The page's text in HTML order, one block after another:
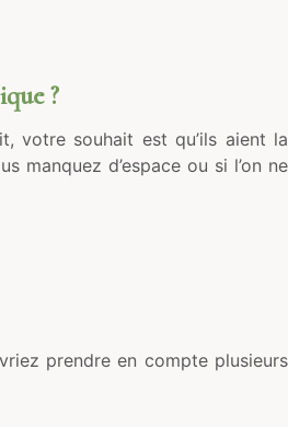
?
votre souhait est qu’ils aient la
manquez d’espace ou si l’on ne
prendre en compte plusieurs